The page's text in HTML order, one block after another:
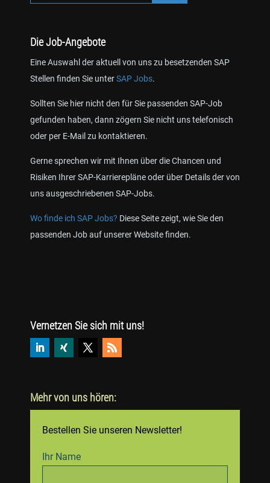
Die Job-Angebote
Eine Auswahl der aktuell von uns zu besetzenden SAP
Stellen finden Sie unterSAP Jobs.
Sollten Sie hier nicht den für Sie passenden SAP-Job
gefunden haben, dann zögern Sie nicht uns telefonisch
oder per E-Mail zu kontaktieren.
Gerne sprechen wir mit Ihnen über die Chancen und
Risiken Ihrer SAP-Karrierepläne oder über Details der von
uns ausgeschriebenen SAP-Jobs.
Wo finde ich SAP Jobs? Diese Seite zeigt, wie Sie den
passenden Job auf unserer Website finden.
Vernetzen Sie sich mit uns!
Mehr von uns hören:
Bestellen Sie unseren Newsletter!
Ihr Name